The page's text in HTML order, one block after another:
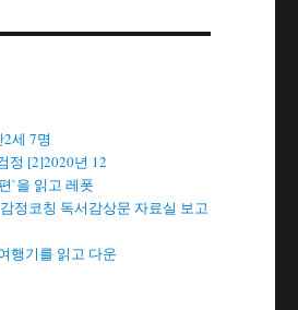
세 7명
정 [2]2020년 12
`을 읽고 레폿
정코칭 독서감상문 자료실 보고
행기를 읽고 다운